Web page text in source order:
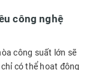
công nghệ
công suất lớn sẽ
có thể hoạt động